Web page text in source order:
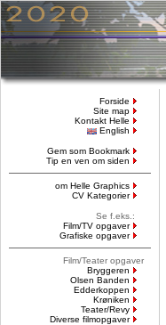
Forside
Site map
Kontakt Helle
English
Gem som Bookmark
Tip en ven om siden
om Helle Graphics
CV Kategorier
Se f.eks.:
Film/TV opgaver
Grafiske opgaver
Film/Teater opgaver
Bryggeren
Olsen Banden
Edderkoppen
Krøniken
Teater/Revy
Diverse filmopgaver